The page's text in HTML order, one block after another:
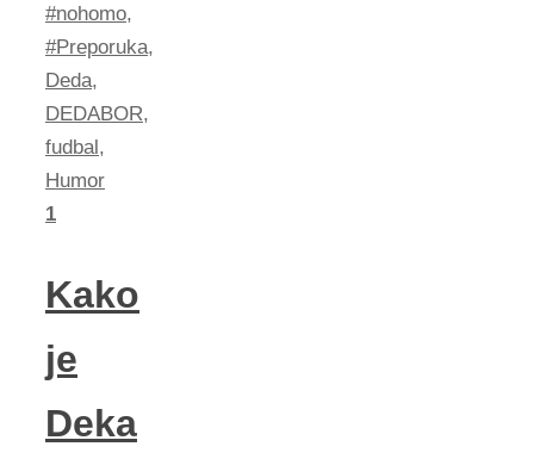
#nohomo,
#Preporuka,
Deda,
DEDABOR,
fudbal,
Humor
1
Kako
je
Deka